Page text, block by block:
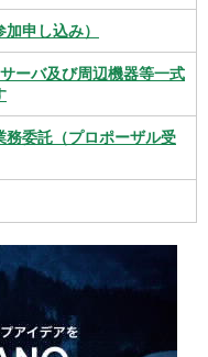
申し込み）
ーバ及び周辺機器等一式
委託（プロポーザル受